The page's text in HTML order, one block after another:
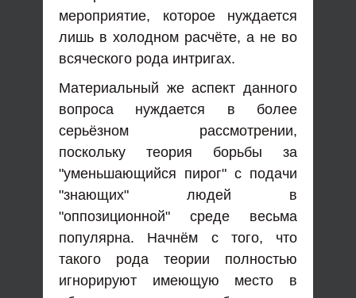
мероприятие, которое нуждается
лишь в холодном расчёте, а не во
всяческого рода интригах.
Материальный же аспект данного
вопроса нуждается в более
серьёзном рассмотрении,
поскольку теория борьбы за
"уменьшающийся пирог" с подачи
"знающих" людей в
"оппозиционной" среде весьма
популярна. Начнём с того, что
такого рода теории полностью
игнорируют имеющую место в